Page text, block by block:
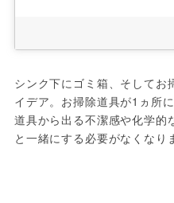
シンク下にゴミ箱、そしてお
イデア。お掃除道具が1ヵ所
道具から出る不潔感や化学的
と一緒にする必要がなくなり